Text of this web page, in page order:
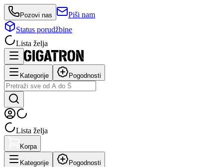
Pozovi nas
Piši nam
Status porudžbine
Lista želja
Kategorije Pogodnosti
Lista želja
Korpa
Kategorije Pogodnosti